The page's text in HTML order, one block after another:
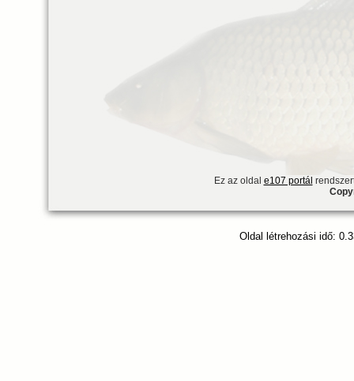
Ez az oldal e107 portál
Oldal létrehozási idő: